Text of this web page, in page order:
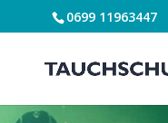
0699 11963447